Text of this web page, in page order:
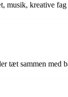
kreative
tæt sammen med